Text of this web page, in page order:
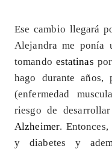
Ese cambio llegará
Alejandra me ponía
tomando estatinas
hago durante años,
(enfermedad
riesgo de
Alzheimer.
y diabetes y